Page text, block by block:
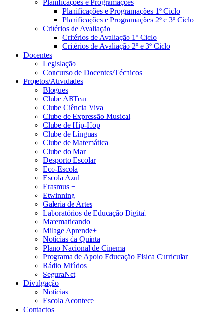
Planificações e Programações
Planificações e Programações 1º Ciclo
Planificações e Programações 2º e 3º Ciclo
Critérios de Avaliação
Critérios de Avaliação 1º Ciclo
Critérios de Avaliação 2º e 3º Ciclo
Docentes
Legislação
Concurso de Docentes/Técnicos
Projetos/Atividades
Blogues
Clube ARTear
Clube Ciência Viva
Clube de Expressão Musical
Clube de Hip-Hop
Clube de Línguas
Clube de Matemática
Clube do Mar
Desporto Escolar
Eco-Escola
Escola Azul
Erasmus +
Etwinning
Galeria de Artes
Laboratórios de Educação Digital
Matematicando
Milage Aprende+
Notícias da Quinta
Plano Nacional de Cinema
Programa de Apoio Educação Física Curricular
Rádio Miúdos
SeguraNet
Divulgação
Notícias
Escola Acontece
Contactos